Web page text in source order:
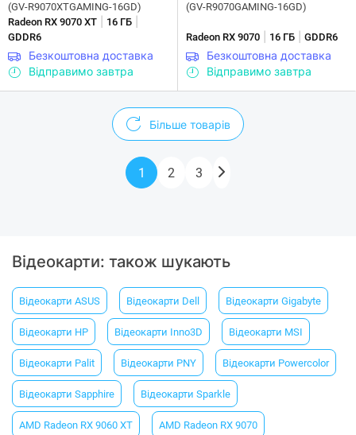
(GV-R9070XTGAMING-16GD)
Radeon RX 9070 XT
16 ГБ
GDDR6
Безкоштовна доставка
Відправимо завтра
(GV-R9070GAMING-16GD)
Radeon RX 9070 16 ГБ GDDR6
Безкоштовна доставка
Відправимо завтра
Більше товарів
1 2 3
Відеокарти: також шукають
Відеокарти ASUS Відеокарти Dell Відеокарти Gigabyte
Відеокарти HP Відеокарти Inno3D Відеокарти MSI
Відеокарти Palit Відеокарти PNY Відеокарти Powercolor
Відеокарти Sapphire Відеокарти Sparkle
AMD Radeon RX 9060 XT AMD Radeon RX 9070